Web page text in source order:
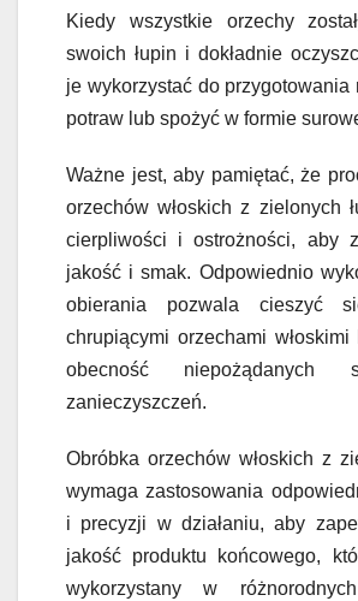
Kiedy wszystkie orzechy
swoich łupin i dokładnie
je wykorzystać do przygotowania
potraw lub spożyć w formie
Ważne jest, aby pamiętać, że
orzechów włoskich z zielonych
cierpliwości i ostrożności, aby
jakość i smak. Odpowiednio
obierania pozwala cieszyć
chrupiącymi orzechami
obecność niepożądanych
zanieczyszczeń.
Obróbka orzechów włoskich z
wymaga zastosowania
i precyzji w działaniu, aby
jakość produktu końcowego,
wykorzystany w